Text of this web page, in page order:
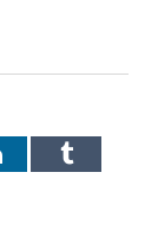
LinkedInTumblr